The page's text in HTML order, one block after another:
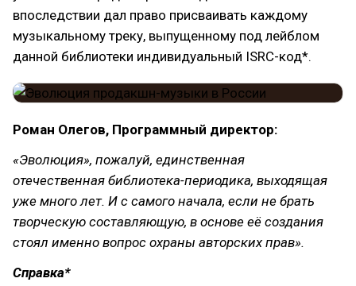
впоследствии дал право присваивать каждому
музыкальному треку, выпущенному под лейблом
данной библиотеки индивидуальный ISRC-код*.
Роман Олегов, Программный директор:
«Эволюция», пожалуй, единственная
отечественная библиотека-периодика, выходящая
уже много лет. И с самого начала, если не брать
творческую составляющую, в основе её создания
стоял именно вопрос охраны авторских прав».
Справка*